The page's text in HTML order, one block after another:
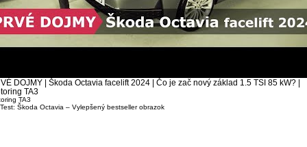
DOJMY | Škoda Octavia facelift 2024 | Čo je zač nový základ 1.5 TSI 85 kW? |
TA3
TA3